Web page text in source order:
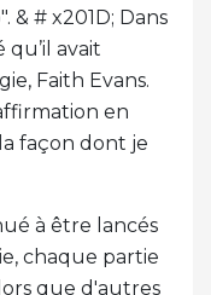
& # x201D; Dans
avait
Faith Evans.
en
façon dont je
à être lancés
chaque partie
que d'autres